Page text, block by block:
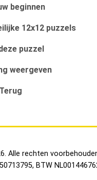
beginnen
12x12 puzzels
puzzel
weergeven
Terug
Alle rechten
BTW